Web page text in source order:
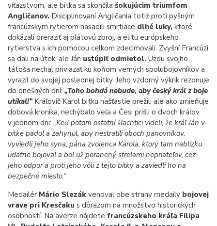
víťazstvom, ale bitka sa skončila šokujúcim triumfom
Angličanov. Disciplinovaní Angličania totiž proti pyšným
francúzskym rytierom nasadili smrtiace dlhé luky, ktoré
dokázali preraziť aj plátovú zbroj, a elitu európskeho
rytierstva s ich pomocou celkom zdecimovali. Zvyšní Francúzi
sa dali na útek, ale Ján ustúpiť odmietol. Uzdu svojho
tátoša nechal priviazať ku koňom verných spolubojovníkov a
vyrazil do svojej poslednej bitky. Jeho vzdorný výkrik rezonuje
do dnešných dní: „Toho bohdá nebude, aby český král z boje
utíkal!“ Kráľovič Karol bitku našťastie prežil, ale ako zmieňuje
dobová kronika, nechýbalo veľa a Česi prišli o dvoch kráľov
v jednom dni: „Keď potom ostatní šľachtici videli, že kráľ Ján v
bitke padol a zahynul, aby nestratili oboch panovníkov,
vyviedli jeho syna, pána zvolenca Karola, ktorý tam nablízku
udatne bojoval a bol už poranený strelami nepriateľov, cez
jeho odpor a proti jeho vôli z tejto bitky a zaviedli ho na
bezpečné miesto.“
Medailér Mário Slezák venoval obe strany medaily bojovej
vrave pri Kresčaku s dôrazom na množstvo historických
osobností. Na averze nájdete francúzskeho kráľa Filipa